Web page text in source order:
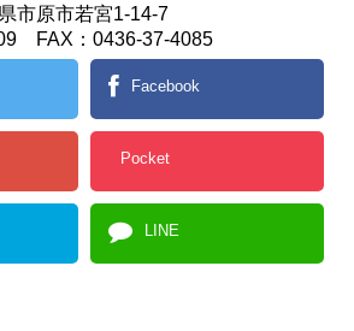
市原市若宮1-14-7
FAX：0436-37-4085
Facebook
Pocket
LINE